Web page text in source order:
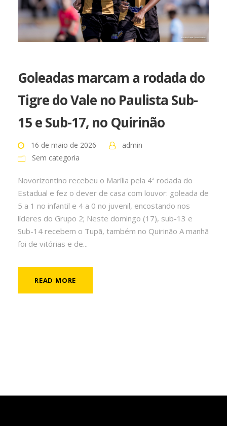
Goleadas marcam a rodada do
Tigre do Vale no Paulista Sub-
15 e Sub-17, no Quirinão
16 de maio de 2026
admin
Sem categoria
Novorizontino recebeu o Marília pela 4ª rodada do
Estadual e fez o dever de casa com louvor: goleada de
5 a 1 no infantil e 4 a 0 no juvenil, encostando nos
líderes do Grupo 2; Neste domingo (17), sub-13 e
Sub-14 recebem o Tupã, também no Quirinão A manhã
foi de vitórias e de...
READ MORE